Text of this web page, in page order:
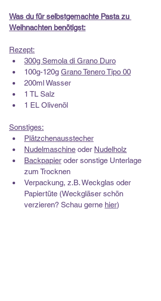
Was du für selbstgemachte Pasta zu
Weihnachten benötigst:
Rezept:
300g Semola di Grano Duro
100g-120g Grano Tenero Tipo 00
200ml Wasser
1 TL Salz
1 EL Olivenöl
Sonstiges:
Plätzchenausstecher
Nudelmaschine oder Nudelholz
Backpapier oder sonstige Unterlage
zum Trocknen
Verpackung, z.B. Weckglas oder
Papiertüte (Weckgläser schön
verzieren? Schau gerne hier)